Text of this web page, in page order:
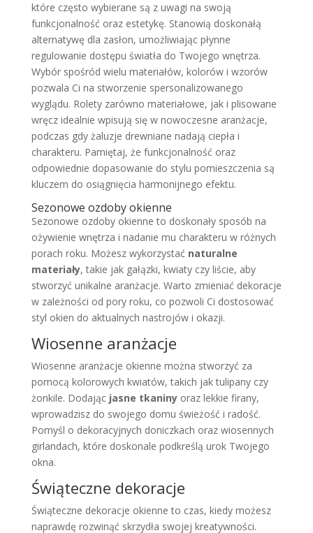
które często wybierane są z uwagi na swoją
funkcjonalność oraz estetykę. Stanowią doskonałą
alternatywę dla zasłon, umożliwiając płynne
regulowanie dostępu światła do Twojego wnętrza.
Wybór spośród wielu materiałów, kolorów i wzorów
pozwala Ci na stworzenie spersonalizowanego
wyglądu. Rolety zarówno materiałowe, jak i plisowane
wręcz idealnie wpisują się w nowoczesne aranżacje,
podczas gdy żaluzje drewniane nadają ciepła i
charakteru. Pamiętaj, że funkcjonalność oraz
odpowiednie dopasowanie do stylu pomieszczenia są
kluczem do osiągnięcia harmonijnego efektu.
Sezonowe ozdoby okienne
Sezonowe ozdoby okienne to doskonały sposób na
ożywienie wnętrza i nadanie mu charakteru w różnych
porach roku. Możesz wykorzystać naturalne
materiały, takie jak gałązki, kwiaty czy liście, aby
stworzyć unikalne aranżacje. Warto zmieniać dekoracje
w zależności od pory roku, co pozwoli Ci dostosować
styl okien do aktualnych nastrojów i okazji.
Wiosenne aranżacje
Wiosenne aranżacje okienne można stworzyć za
pomocą kolorowych kwiatów, takich jak tulipany czy
żonkile. Dodając jasne tkaninyoraz lekkie firany,
wprowadzisz do swojego domu świeżość i radość.
Pomyśl o dekoracyjnych doniczkach oraz wiosennych
girlandach, które doskonale podkreślą urok Twojego
okna.
Świąteczne dekoracje
Świąteczne dekoracje okienne to czas, kiedy możesz
naprawdę rozwinąć skrzydła swojej kreatywności.